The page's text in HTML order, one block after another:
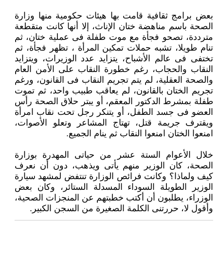
بعض برامج ثقافية قامت بها هيئات حكومية منها وزارة
الصحة باسم مناهضة ختان الإناث، إلا أنها كانت متقطعة
مترددة، تصحو فجأة مع موت طفلة فى عملية ختان، ثم
تنام طويلا، تشبه حملات تمكين المرأة ، تظهر فجأة، ثم
تختفى فى عالم الأشباح، يتزايد عدد الوزيرات، ويتزايد
النقاب والحجاب، رغم خطورة النقاب على الأمن العام
والصحة العقلية، لم يتم تجريم النقاب فى القانون، ورغم
تجريم الختان بالقانون، لم يعاقب طبيب واحد، ثم تموت
طفلة بمشرط الدكتور المعقم، أو يبتر حلاق الصحة رأس
العضو فى جسد الطفل، أو يتنكر رجل تحت نقاب امرأة
ويقترف جريمة قتل، تهتاج المشاعر وتعلو الأصوات،
امنعوا الختان امنعوا النقاب ثم ينام الجميع.
خلال الأعوام الستة عشر من حياتى المهدرة بوزارة
الصحة، كان الوزير منهم يأتى ويذهب، دون أن نعرف
كيف ولماذا؟ وكانت فرائص الوزارة تنتفض لمشهد سيارة
الوزير الطويلة السوداء المسدلة الستائر، وكان بعض
الوزراء، يطلبون أن أكتب خطبتهم عن المنجزات الصحية،
وأقول لا، حررتنى الكلمة الصغيرة من السجن الكبير.